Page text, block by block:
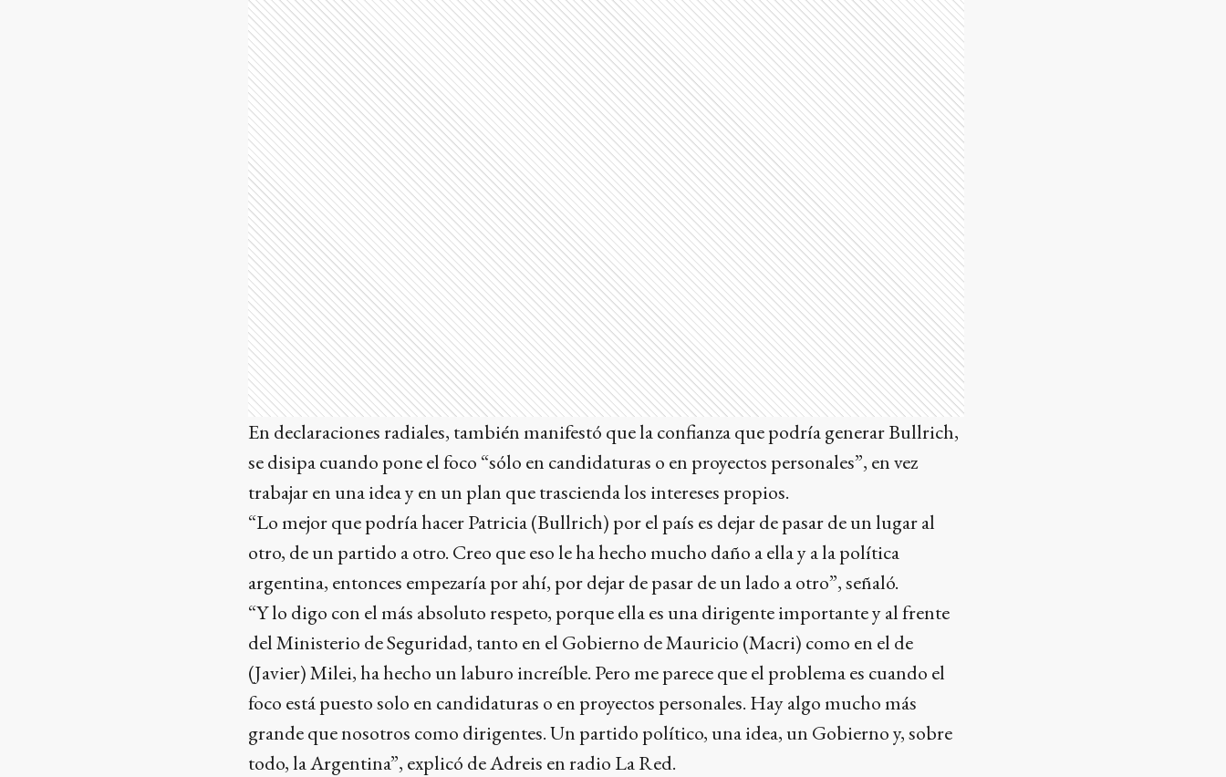
En declaraciones radiales, también manifestó que la confianza que podría generar Bullrich,
se disipa cuando pone el foco “sólo en candidaturas o en proyectos personales”, en vez
trabajar en una idea y en un plan que trascienda los intereses propios.
“Lo mejor que podría hacer Patricia (Bullrich) por el país es dejar de pasar de un lugar al
otro, de un partido a otro. Creo que eso le ha hecho mucho daño a ella y a la política
argentina, entonces empezaría por ahí, por dejar de pasar de un lado a otro”, señaló.
“Y lo digo con el más absoluto respeto, porque ella es una dirigente importante y al frente
del Ministerio de Seguridad, tanto en el Gobierno de Mauricio (Macri) como en el de
(Javier) Milei, ha hecho un laburo increíble. Pero me parece que el problema es cuando el
foco está puesto solo en candidaturas o en proyectos personales. Hay algo mucho más
grande que nosotros como dirigentes. Un partido político, una idea, un Gobierno y, sobre
todo, la Argentina”, explicó de Adreis en radio La Red.